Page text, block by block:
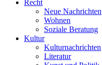
Recht
Neue Nachrichten
Wohnen
Soziale Beratung
Kultur
Kulturnachrichten
Literatur